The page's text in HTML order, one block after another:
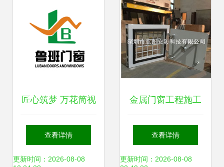
启动
匠心筑梦 万花筒视
角下的金属门窗工
程施工之道
查看详情
更新时间：2026-08-08
金属门窗工程施工
指南 如何选择正规
厂商与合理控制工
查看详情
更新时间：2026-08-08